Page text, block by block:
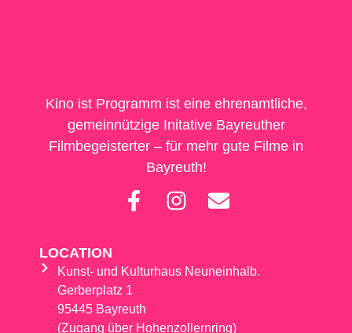
Kino ist Programm ist eine ehrenamtliche,
gemeinnützige Initative Bayreuther
Filmbegeisterter – für mehr gute Filme in
Bayreuth!
LOCATION
Kunst- und Kulturhaus Neuneinhalb.
Gerberplatz 1
95445 Bayreuth
(Zugang über Hohenzollernring)